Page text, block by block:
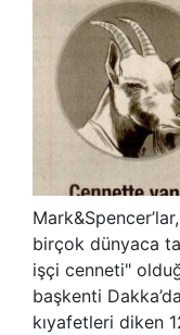
birçok dünyaca
işçi cenneti"
başkenti
kıyafetleri diken